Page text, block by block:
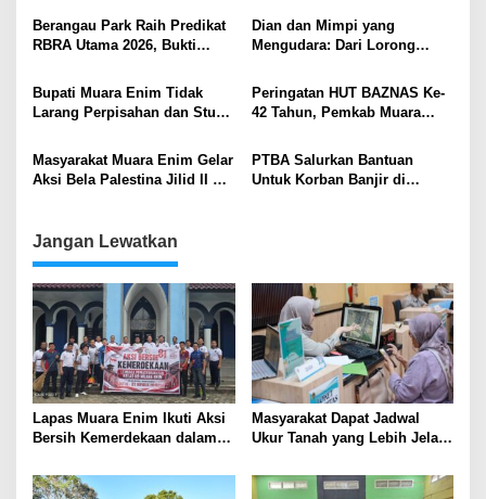
Berangau Park Raih Predikat
RBRA Utama 2026, Bukti
Ramah Anak .
Dian dan Mimpi yang
Mengudara: Dari Lorong
Bupati Muara Enim Tidak
Larang Perpisahan dan Study
Edaran
Peringatan HUT BAZNAS Ke-
42 Tahun, Pemkab Muara
Huni di Ujanmas Ulu
Masyarakat Muara Enim Gelar
Aksi Bela Palestina Jilid II di
PTBA Salurkan Bantuan
Untuk Korban Banjir di
Jangan Lewatkan
Lapas Muara Enim Ikuti Aksi
Bersih Kemerdekaan dalam
Indonesia
Masyarakat Dapat Jadwal
Ukur Tanah yang Lebih Jelas
Terjadwal